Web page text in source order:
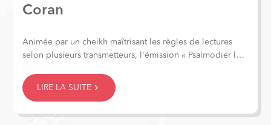
Coran
Animée par un cheikh maîtrisant les règles de lectures
selon plusieurs transmetteurs, l'émission « Psalmodier le
du tajweed à travers le mushaf et ses signes, et offrir à
chacun la possibilité de réciter en direct pour être corrigé
LIRE LA SUITE